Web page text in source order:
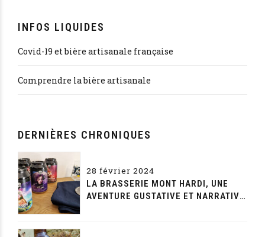
INFOS LIQUIDES
Covid-19 et bière artisanale française
Comprendre la bière artisanale
DERNIÈRES CHRONIQUES
28 février 2024
LA BRASSERIE MONT HARDI, UNE
AVENTURE GUSTATIVE ET NARRATIVE